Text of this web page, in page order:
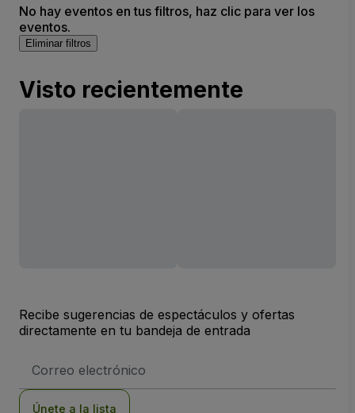
No hay eventos en tus filtros, haz clic para ver los
eventos.
Eliminar filtros
Visto recientemente
Recibe sugerencias de espectáculos y ofertas
directamente en tu bandeja de entrada
de
Únete a la lista